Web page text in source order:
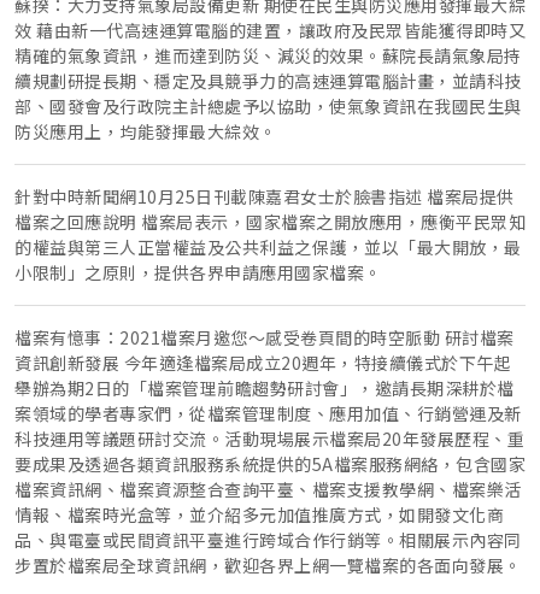
蘇揆：大力支持氣象局設備更新 期使在民生與防災應用發揮最大綜
效 藉由新一代高速運算電腦的建置，讓政府及民眾皆能獲得即時又
精確的氣象資訊，進而達到防災、減災的效果。蘇院長請氣象局持
續規劃研提長期、穩定及具競爭力的高速運算電腦計畫，並請科技
部、國發會及行政院主計總處予以協助，使氣象資訊在我國民生與
防災應用上，均能發揮最大綜效。
針對中時新聞網10月25日刊載陳嘉君女士於臉書指述 檔案局提供
檔案之回應說明 檔案局表示，國家檔案之開放應用，應衡平民眾知
的權益與第三人正當權益及公共利益之保護，並以「最大開放，最
小限制」之原則，提供各界申請應用國家檔案。
檔案有憶事：2021檔案月邀您～感受卷頁間的時空脈動 研討檔案
資訊創新發展 今年適逢檔案局成立20週年，特接續儀式於下午起
舉辦為期2日的「檔案管理前瞻趨勢研討會」，邀請長期深耕於檔
案領域的學者專家們，從檔案管理制度、應用加值、行銷營運及新
科技運用等議題研討交流。活動現場展示檔案局20年發展歷程、重
要成果及透過各類資訊服務系統提供的5A檔案服務網絡，包含國家
檔案資訊網、檔案資源整合查詢平臺、檔案支援教學網、檔案樂活
情報、檔案時光盒等，並介紹多元加值推廣方式，如開發文化商
品、與電臺或民間資訊平臺進行跨域合作行銷等。相關展示內容同
步置於檔案局全球資訊網，歡迎各界上網一覽檔案的各面向發展。